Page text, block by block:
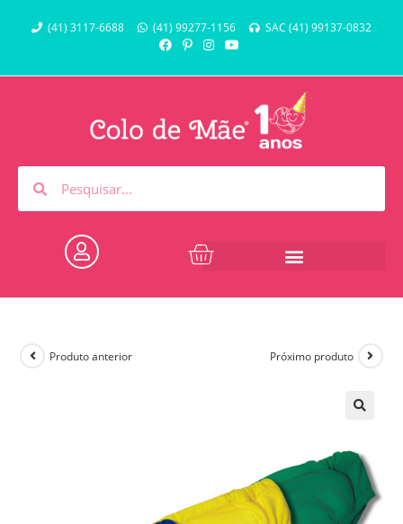
(41) 3117-6688 (41) 99277-1156 SAC (41) 99137-0832
Produto anterior Próximo produto